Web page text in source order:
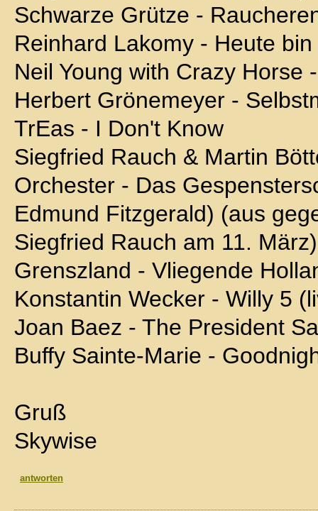
Schwarze Grütze -
Reinhard Lakomy - Heute
Neil Young with Crazy Horse
Herbert Grönemeyer -
TrEas - I Don't Know
Siegfried Rauch & Martin
Orchester - Das
Edmund Fitzgerald) (aus
Siegfried Rauch am 11. März)
Grenszland - Vliegende
Konstantin Wecker - Willy 5
Joan Baez - The President
Buffy Sainte-Marie -
Gruß
Skywise
antworten